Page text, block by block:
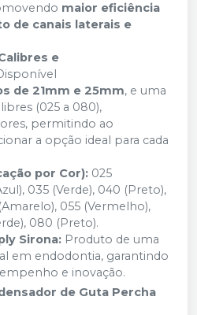
maior eficiência
de canais laterais e
e
de 21mm e 25mm, e uma
(025 a 080),
permitindo ao
a opção ideal para cada
por Cor): 025
035 (Verde), 040 (Preto),
055 (Vermelho),
080 (Preto).
Sirona: Produto de uma
em endodontia, garantindo
e inovação.
de Guta Percha